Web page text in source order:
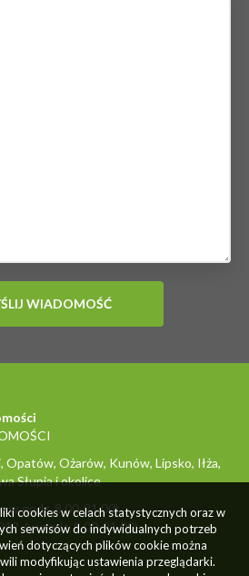
Ożarów, Kunów, Lipsko, Iłża,
Słupia i okolice
godz. 8.00-21.00)
012 (w godz. 8.00-21.00)
cookies w celach statystycznych oraz w
serwisów do indywidualnych potrzeb
dotyczących plików cookie można
modyfikując ustawienia przeglądarki.